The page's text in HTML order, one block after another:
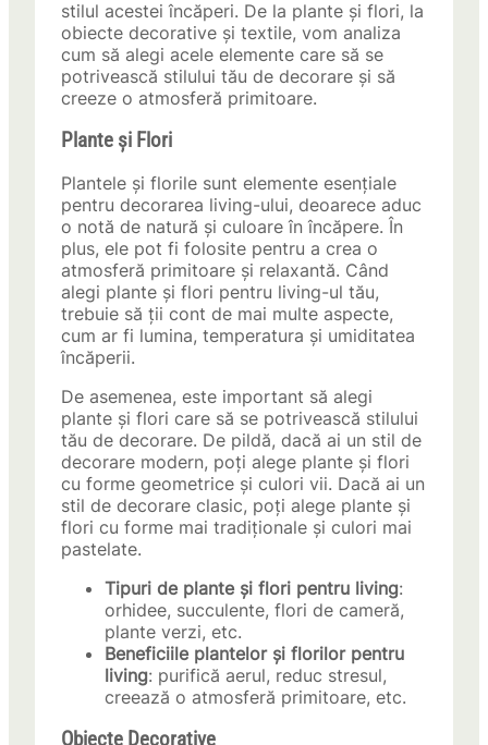
stilul acestei încăperi. De la plante și flori, la
obiecte decorative și textile, vom analiza
cum să alegi acele elemente care să se
potrivească stilului tău de decorare și să
creeze o atmosferă primitoare.
Plante și Flori
Plantele și florile sunt elemente esențiale
pentru decorarea living-ului, deoarece aduc
o notă de natură și culoare în încăpere. În
plus, ele pot fi folosite pentru a crea o
atmosferă primitoare și relaxantă. Când
alegi plante și flori pentru living-ul tău,
trebuie să ții cont de mai multe aspecte,
cum ar fi lumina, temperatura și umiditatea
încăperii.
De asemenea, este important să alegi
plante și flori care să se potrivească stilului
tău de decorare. De pildă, dacă ai un stil de
decorare modern, poți alege plante și flori
cu forme geometrice și culori vii. Dacă ai un
stil de decorare clasic, poți alege plante și
flori cu forme mai tradiționale și culori mai
pastelate.
Tipuri de plante și flori pentru living:
orhidee, succulente, flori de cameră,
plante verzi, etc.
Beneficiile plantelor și florilor pentru
living: purifică aerul, reduc stresul,
creează o atmosferă primitoare, etc.
Obiecte Decorative